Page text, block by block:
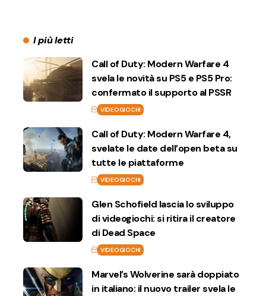
I più letti
Call of Duty: Modern Warfare 4
svela le novità su PS5 e PS5 Pro:
confermato il supporto al PSSR
VIDEOGIOCHI
Call of Duty: Modern Warfare 4,
svelate le date dell’open beta su
tutte le piattaforme
VIDEOGIOCHI
Glen Schofield lascia lo sviluppo
di videogiochi: si ritira il creatore
di Dead Space
VIDEOGIOCHI
Marvel’s Wolverine sarà doppiato
in italiano: il nuovo trailer svela le